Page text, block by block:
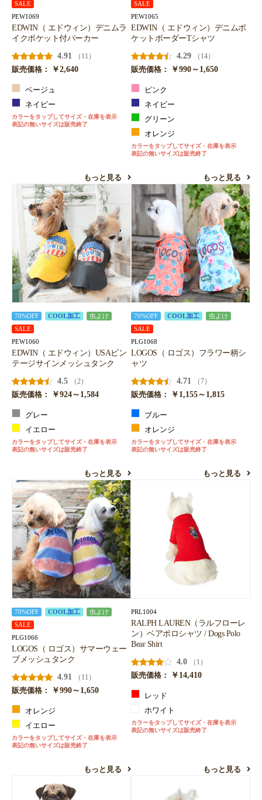
SALE
PEW1069
EDWIN（ エドウィン）デニムラ
イクポケット付パーカー
4.91
（11）
販売価格：
￥2,640
ベージュ
ネイビー
カラーをタップしてサイズ・在庫を表示
表記の無いサイズは販売終了
もっと見る
SALE
PEW1065
EDWIN（ エドウィン）デニムポ
ケットボーダーTシャツ
4.29
（14）
販売価格：
￥990～1,650
ピンク
ネイビー
グリーン
オレンジ
カラーをタップしてサイズ・在庫を表示
表記の無いサイズは販売終了
もっと見る
70%OFF COOL加工
虫よけ
SALE
PEW1060
EDWIN（ エドウィン）USAビン
テージサインメッシュタンク
4.5
（2）
販売価格：
￥924～1,584
グレー
イエロー
カラーをタップしてサイズ・在庫を表示
表記の無いサイズは販売終了
もっと見る
70%OFF COOL加工
虫よけ
SALE
PLG1068
LOGOS（ ロゴス）フラワー柄シ
ャツ
4.71
（7）
販売価格：
￥1,155～1,815
ブルー
オレンジ
カラーをタップしてサイズ・在庫を表示
表記の無いサイズは販売終了
もっと見る
70%OFF COOL加工
虫よけ
SALE
PLG1066
LOGOS（ ロゴス）サマーウェー
ブメッシュタンク
4.91
（11）
販売価格：
￥990～1,650
オレンジ
イエロー
カラーをタップしてサイズ・在庫を表示
表記の無いサイズは販売終了
もっと見る
PRL1004
RALPH LAUREN（ラルフローレ
ン）ベアポロシャツ / Dogs Polo
Bear Shirt
4.0
（1）
販売価格：
￥14,410
レッド
ホワイト
カラーをタップしてサイズ・在庫を表示
表記の無いサイズは販売終了
もっと見る